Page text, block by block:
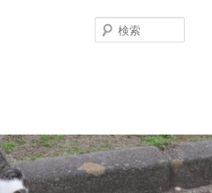
索